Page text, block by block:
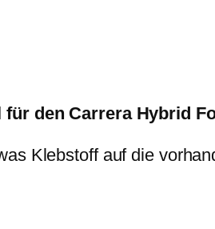
d
den Carrera Hybrid
Klebstoff auf die